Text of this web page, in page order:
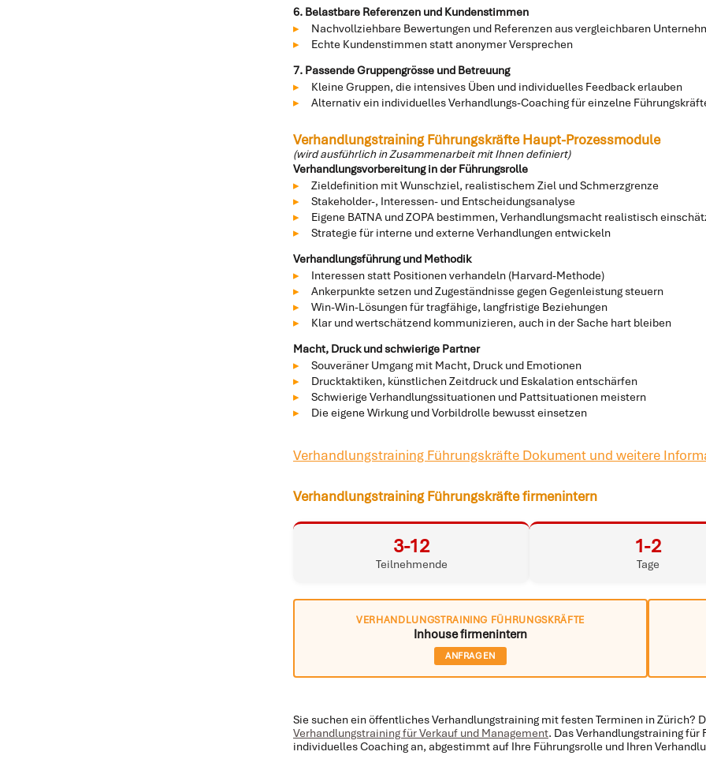
6. Belastbare Referenzen und Kundenstimmen
Nachvollziehbare Bewertungen und Referenzen aus vergleichbaren
Echte Kundenstimmen statt anonymer Versprechen
7. Passende Gruppengrösse und Betreuung
Kleine Gruppen, die intensives Üben und individuelles Feedback erlauben
Alternativ ein individuelles Verhandlungs-Coaching für einzelne
Verhandlungstraining Führungskräfte Haupt-Prozessmodule
(wird ausführlich in Zusammenarbeit mit Ihnen definiert)
Verhandlungsvorbereitung in der Führungsrolle
Zieldefinition mit Wunschziel, realistischem Ziel und Schmerzgrenze
Stakeholder-, Interessen- und Entscheidungsanalyse
Eigene BATNA und ZOPA bestimmen, Verhandlungsmacht realistisch
Strategie für interne und externe Verhandlungen entwickeln
Verhandlungsführung und Methodik
Interessen statt Positionen verhandeln (Harvard-Methode)
Ankerpunkte setzen und Zugeständnisse gegen Gegenleistung steuern
Win-Win-Lösungen für tragfähige, langfristige Beziehungen
Klar und wertschätzend kommunizieren, auch in der Sache hart bleiben
Macht, Druck und schwierige Partner
Souveräner Umgang mit Macht, Druck und Emotionen
Drucktaktiken, künstlichen Zeitdruck und Eskalation entschärfen
Schwierige Verhandlungssituationen und Pattsituationen meistern
Die eigene Wirkung und Vorbildrolle bewusst einsetzen
Verhandlungstraining Führungskräfte Dokument und weitere
Verhandlungstraining Führungskräfte firmenintern
3-12
Teilnehmende
1-2
Tage
VERHANDLUNGSTRAINING FÜHRUNGSKRÄFTE
Inhouse firmenintern
ANFRAGEN
Sie suchen ein öffentliches Verhandlungstraining mit festen Terminen in Zürich?
Verhandlungstraining für Verkauf und Management. Das Verhandlungstraining
individuelles Coaching an, abgestimmt auf Ihre Führungsrolle und Ihren